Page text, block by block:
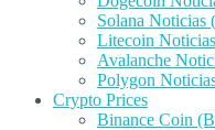
Solana Noticias
Litecoin
Avalanche
Polygon
Crypto Prices
Binance Coin